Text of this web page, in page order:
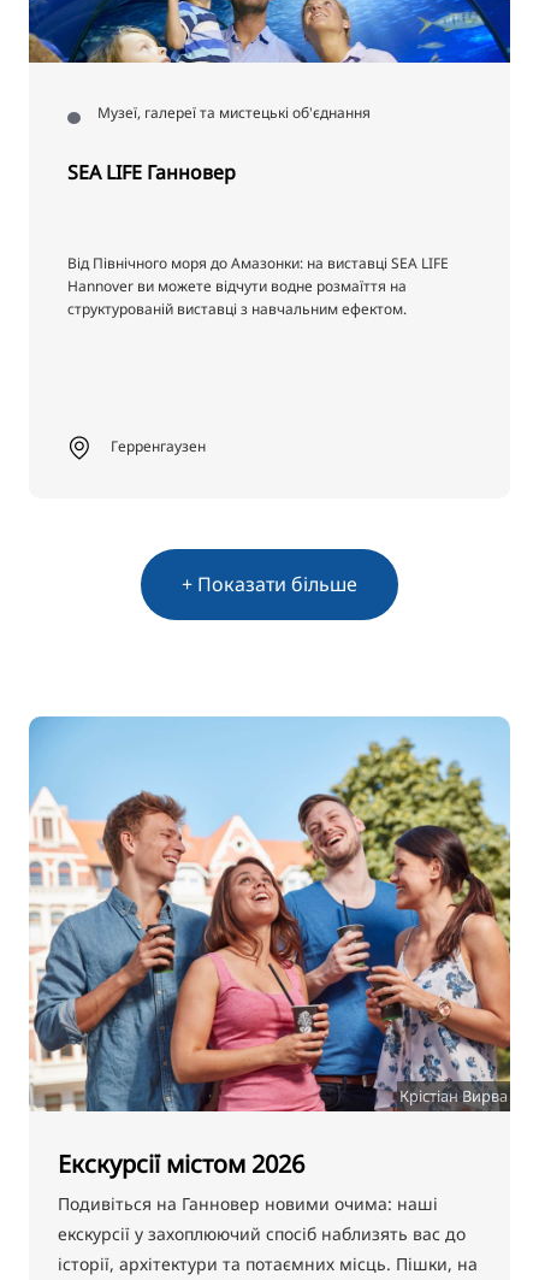
Музеї, галереї та мистецькі об'єднання
SEA LIFE Ганновер
Від Північного моря до Амазонки: на виставці SEA LIFE
Hannover ви можете відчути водне розмаїття на
структурованій виставці з навчальним ефектом.
Герренгаузен
+ Показати більше
Крістіан Вирва
Екскурсії містом 2026
Подивіться на Ганновер новими очима: наші
екскурсії у захоплюючий спосіб наблизять вас до
історії, архітектури та потаємних місць. Пішки, на